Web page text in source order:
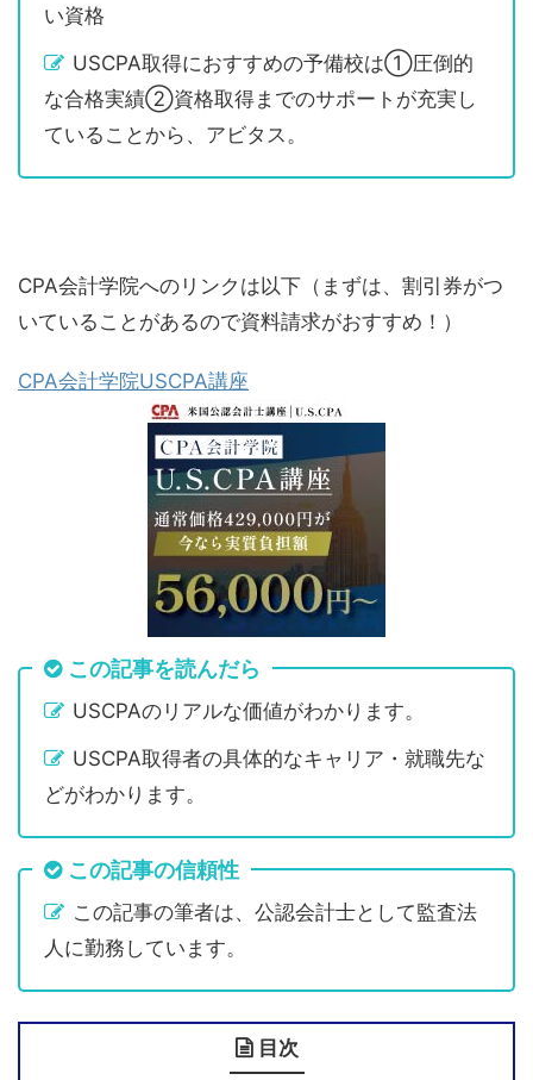
い資格
USCPA取得におすすめの予備校は①圧倒的
な合格実績②資格取得までのサポートが充実し
ていることから、アビタス。
CPA会計学院へのリンクは以下（まずは、割引券がつ
いていることがあるので資料請求がおすすめ！）
CPA会計学院USCPA講座
この記事を読んだら
USCPAのリアルな価値がわかります。
USCPA取得者の具体的なキャリア・就職先な
どがわかります。
この記事の信頼性
この記事の筆者は、公認会計士として監査法
人に勤務しています。
目次